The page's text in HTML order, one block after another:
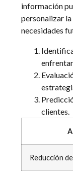
información
personalizar
necesidades
clientes.
Reducción